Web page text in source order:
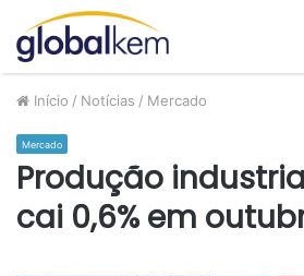
Início / Notícias / Mercado
Mercado
Produção
cai 0,6% em